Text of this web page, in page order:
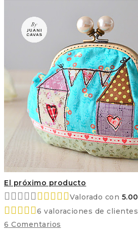
El próximo producto
Valorado con 5.00
6 valoraciones de clientes
6 Comentarios